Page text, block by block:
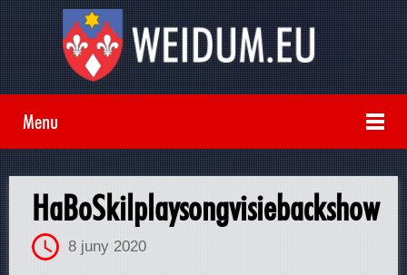
Menu
HaBoSkilplaysongvisiebackshow
8 juny 2020